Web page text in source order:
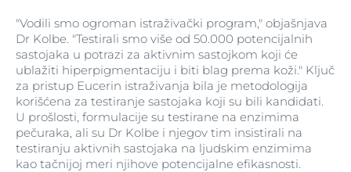
"Vodili smo ogroman istraživački program," objašnjava
Dr Kolbe. "Testirali smo više od 50.000 potencijalnih
sastojaka u potrazi za aktivnim sastojkom koji će
ublažiti hiperpigmentaciju i biti blag prema koži." Ključ
za pristup Eucerin istraživanja bila je metodologija
korišćena za testiranje sastojaka koji su bili kandidati.
U prošlosti, formulacije su testirane na enzimima
pečuraka, ali su Dr Kolbe i njegov tim insistirali na
testiranju aktivnih sastojaka na ljudskim enzimima
kao tačnijoj meri njihove potencijalne efikasnosti.